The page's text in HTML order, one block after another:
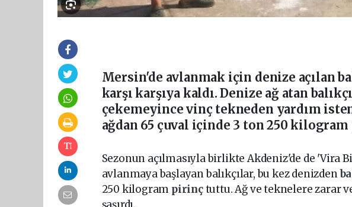
Mersin'de avlanmak için denize açılan
karşı karşıya kaldı. Denize ağ atan
çekemeyince vinç tekneden yardım
ağdan 65 çuval içinde 3 ton 250 kilogram
Sezonun açılmasıyla birlikte Akdeniz'de de 'Vira
avlanmaya başlayan balıkçılar, bu kez denizden
250 kilogram pirinçtuttu. Ağ ve teknelere zarar